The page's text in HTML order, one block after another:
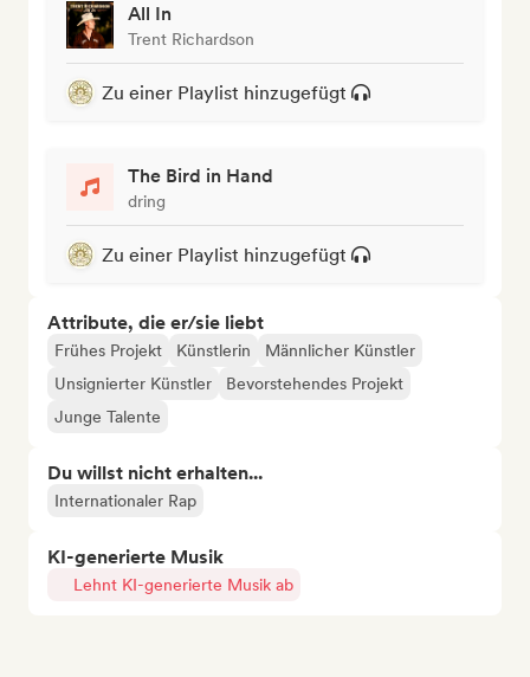
All In
Trent Richardson
Zu einer Playlist hinzugefügt
The Bird in Hand
dring
Zu einer Playlist hinzugefügt
Attribute, die er/sie liebt
Frühes Projekt Künstlerin
Männlicher Künstler
Unsignierter Künstler
Bevorstehendes Projekt
Junge Talente
Du willst nicht erhalten...
Internationaler Rap
KI-generierte Musik
Lehnt KI-generierte Musik ab